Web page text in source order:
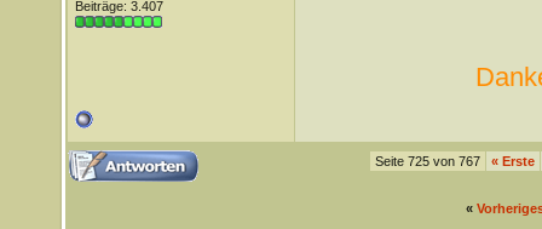
Beiträge: 3.407
Seite 725 von 767 «Erste
«